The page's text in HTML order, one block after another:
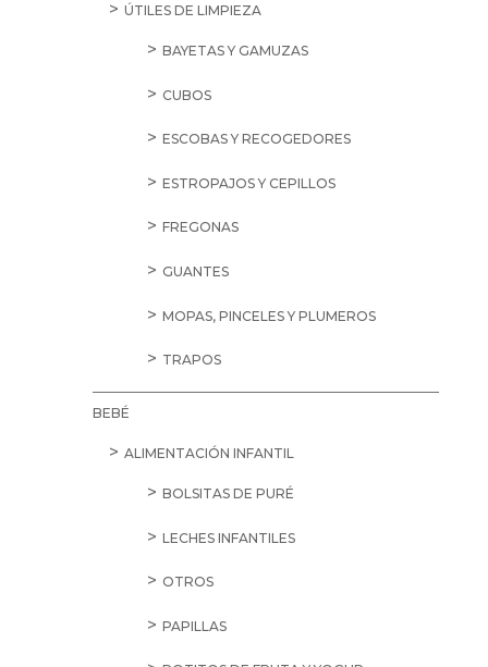
ÚTILES DE LIMPIEZA
BAYETAS Y GAMUZAS
CUBOS
ESCOBAS Y RECOGEDORES
ESTROPAJOS Y CEPILLOS
FREGONAS
GUANTES
MOPAS, PINCELES Y PLUMEROS
TRAPOS
BEBÉ
ALIMENTACIÓN INFANTIL
BOLSITAS DE PURÉ
LECHES INFANTILES
OTROS
PAPILLAS